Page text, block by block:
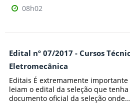
08h02
Edital nº 07/2017 - Cursos
Eletromecânica
Editais É extremamente
leiam o edital da seleção que
documento oficial da seleção onde...